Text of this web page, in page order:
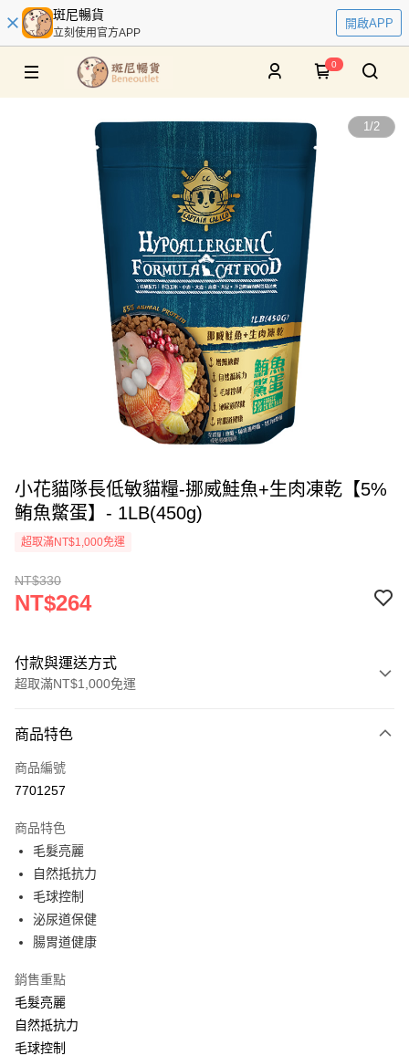
斑尼暢貨
立刻使用官方APP
開啟APP
0
1/2
小花貓隊長低敏貓糧-挪威鮭魚+生肉凍乾【5%
鲔魚鱉蛋】- 1LB(450g)
超取滿NT$1,000免運
NT$330
NT$264
付款與運送方式
超取滿NT$1,000免運
信用卡一次付款
超商取貨付款
Apple Pay
街口支付
悠遊付
ATM付款
全家取貨付款
每筆NT$60，滿NT$1,000(含以上)免運費
商品特色
商品編號
7701257
商品特色
毛髮亮麗
自然抵抗力
毛球控制
泌尿道保健
腸胃道健康
銷售重點
毛髮亮麗
自然抵抗力
毛球控制